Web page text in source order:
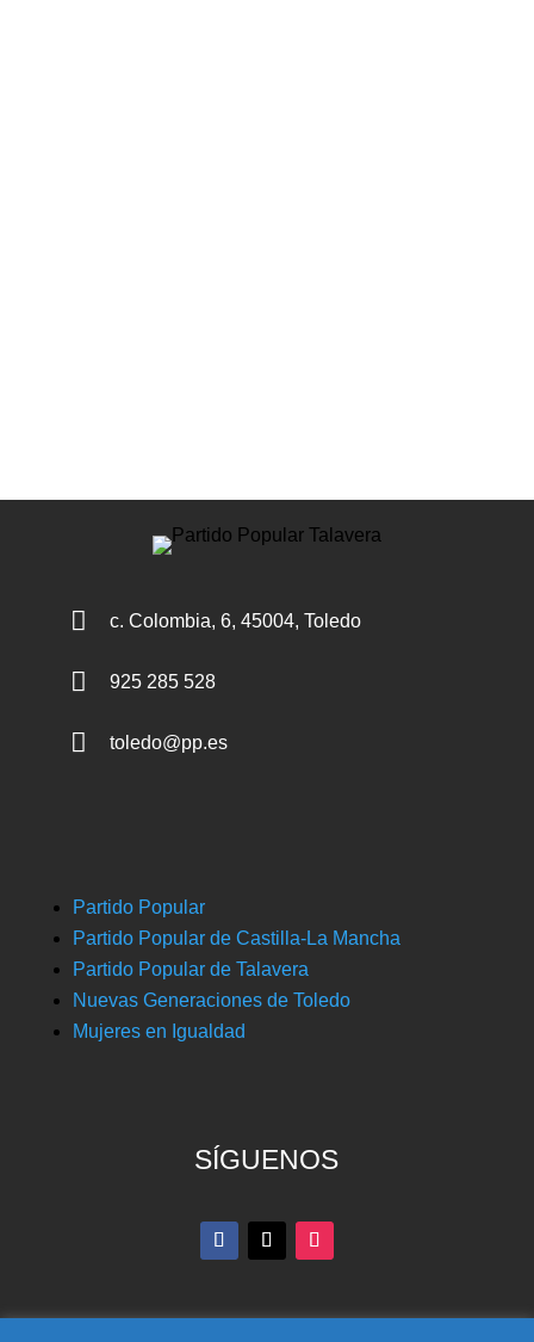
 c. Colombia, 6, 45004, Toledo
 925 285 528
 toledo@pp.es
Partido Popular
Partido Popular de Castilla-La Mancha
Partido Popular de Talavera
Nuevas Generaciones de Toledo
Mujeres en Igualdad
SÍGUENOS